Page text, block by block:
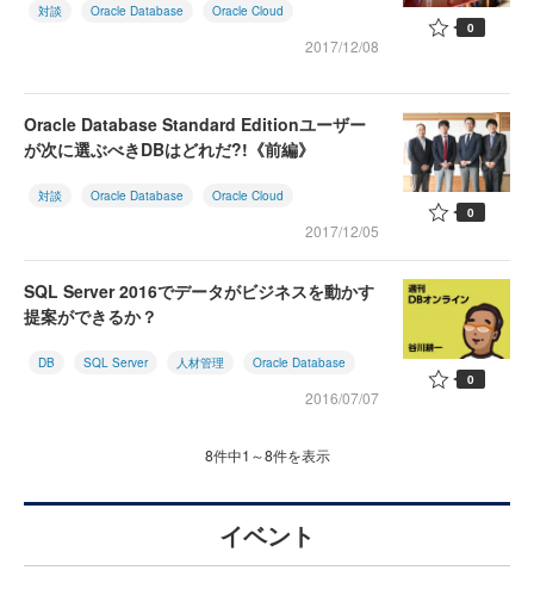
対談 Oracle Database Oracle Cloud
2017/12/08
0
Oracle Database Standard Editionユーザー
が次に選ぶべきDBはどれだ?!《前編》
対談 Oracle Database Oracle Cloud
2017/12/05
0
SQL Server 2016でデータがビジネスを動かす
提案ができるか？
DB SQL Server 人材管理 Oracle Database
2016/07/07
0
8件中1～8件を表示
イベント